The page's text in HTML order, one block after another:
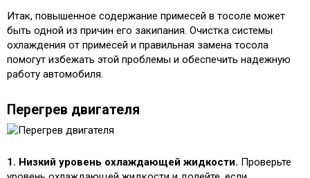
Итак, повышенное содержание примесей в тосоле может
быть одной из причин его закипания. Очистка системы
охлаждения от примесей и правильная замена тосола
помогут избежать этой проблемы и обеспечить надежную
работу автомобиля.
Перегрев двигателя
1. Низкий уровень охлаждающей жидкости. Проверьте